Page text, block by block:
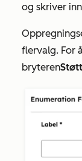
og skriver
flervalg. For
bryteren